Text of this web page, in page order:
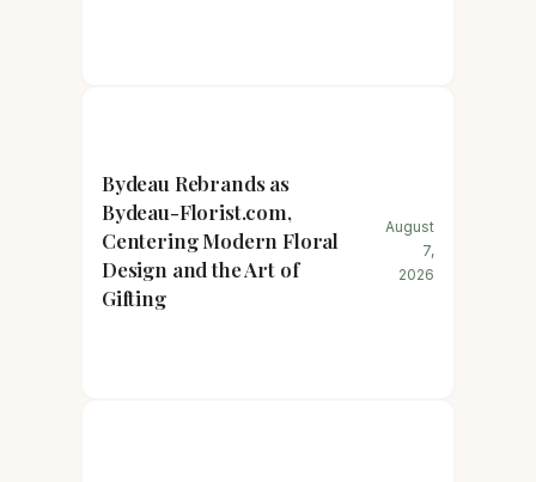
Bydeau Rebrands as
Bydeau-Florist.com,
Centering Modern Floral
Design and the Art of
Gifting
August
7,
2026